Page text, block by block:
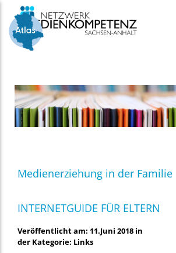
Skip
content
Medienerziehung in der Familie
INTERNETGUIDE FÜR ELTERN
Veröffentlicht am: 11.Juni 2018 in
der Kategorie: Links